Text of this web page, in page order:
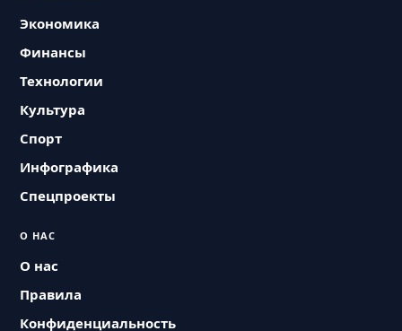
Экономика
Финансы
Технологии
Культура
Спорт
Инфографика
Спецпроекты
О НАС
О нас
Правила
Конфиденциальность